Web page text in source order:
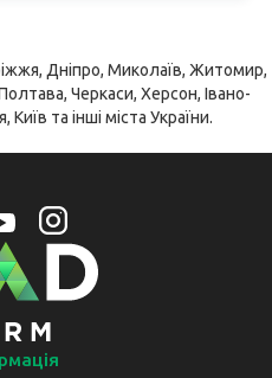
Дніпро, Миколаїв, Житомир,
Черкаси, Херсон, Івано-
Київ та інші міста України.